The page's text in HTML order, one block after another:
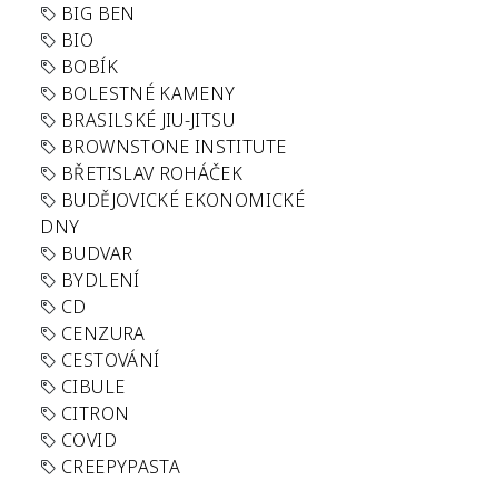
BIG BEN
BIO
BOBÍK
BOLESTNÉ KAMENY
BRASILSKÉ JIU-JITSU
BROWNSTONE INSTITUTE
BŘETISLAV ROHÁČEK
BUDĚJOVICKÉ EKONOMICKÉ
DNY
BUDVAR
BYDLENÍ
CD
CENZURA
CESTOVÁNÍ
CIBULE
CITRON
COVID
CREEPYPASTA